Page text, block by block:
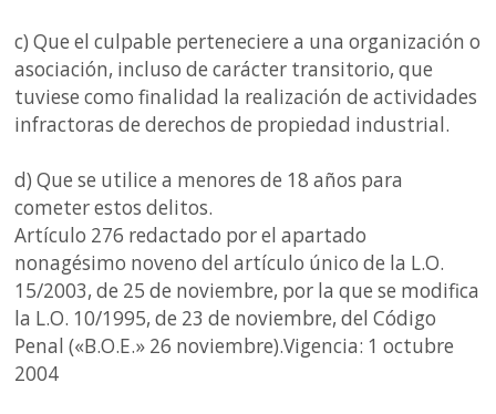
c) Que el culpable perteneciere a una organización o
asociación, incluso de carácter transitorio, que
tuviese como finalidad la realización de actividades
infractoras de derechos de propiedad industrial.
d) Que se utilice a menores de 18 años para
cometer estos delitos.
Artículo 276 redactado por el apartado
nonagésimo noveno del artículo único de la L.O.
15/2003, de 25 de noviembre, por la que se modifica
la L.O. 10/1995, de 23 de noviembre, del Código
Penal («B.O.E.» 26 noviembre).Vigencia: 1 octubre
2004